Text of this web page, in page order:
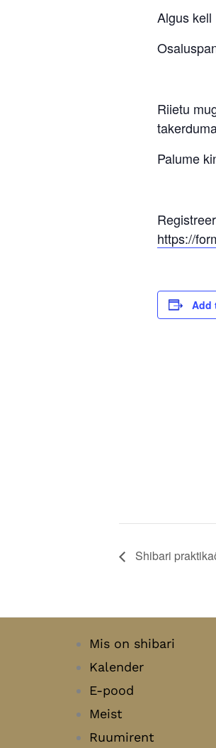
Algus kell
Riietu
Palume
https://
Add
Shibari
Mis on shibari
Kalender
E-pood
Meist
Ruumirent